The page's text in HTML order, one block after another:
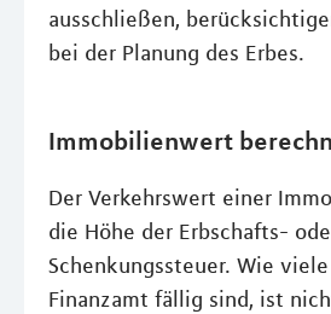
ausschließen,
bei der Planung des Erbes.
Immobilienwert
Der Verkehrswert einer
die Höhe der Erbschafts-
Schenkungssteuer. Wie
Finanzamt fällig sind, ist